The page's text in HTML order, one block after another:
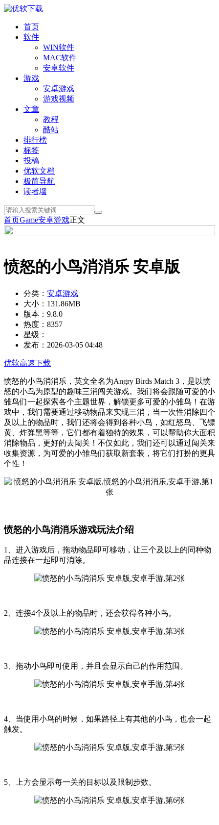
首页
软件
WIN软件
MAC软件
安卓软件
游戏
安卓游戏
游戏视频
文章
教程
酷站
排行榜
标签
投稿
优软文档
极简导航
读者墙
首页Game安卓游戏正文
愤怒的小鸟消消乐 安卓版
分类： 安卓游戏
大小： 131.86MB
版本： 9.8.0
热度： 8357
星级：
发布： 2026-03-05 04:48
优软高速下载
愤怒的小鸟消消乐，英文全名为Angry Birds Match 3，是以愤
怒的小鸟为原型的趣味三消闯关游戏。我们将会跟随可爱的小
雏鸟们一起探索各个主题世界，解锁更多可爱的小雏鸟！在游
戏中，我们需要通过移动物品来实现三消，当一次性消除四个
及以上的物品时，我们还将会得到各种小鸟，如红怒鸟、飞镖
黄、炸弹黑等等，它们都有着独特的效果，可以帮助你大面积
消除物品，更好的去闯关！不仅如此，我们还可以通过闯关来
收集资源，为可爱的小雏鸟们获取新套装，将它们打扮的更具
个性！
愤怒的小鸟消消乐游戏玩法介绍
1、进入游戏后，拖动物品即可移动，让三个及以上的同种物
品连接在一起即可消除。
2、连接4个及以上的物品时，还会获得各种小鸟。
3、拖动小鸟即可使用，并且会显示自己的作用范围。
4、当使用小鸟的时候，如果路径上有其他的小鸟，也会一起
触发。
5、上方会显示每一关的目标以及限制步数。